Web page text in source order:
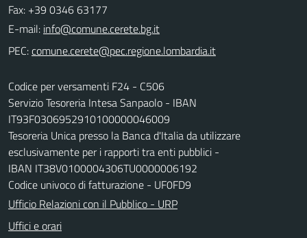
Fax: +39 0346 63177
E-mail:
PEC:
Codice per versamenti F24 - C506
Servizio Tesoreria Intesa Sanpaolo - IBAN
IT93F0306952910100000046009
Tesoreria Unica presso la Banca d'Italia da utilizzare
esclusivamente per i rapporti tra enti pubblici -
IBAN IT38V0100004306TU0000006192
Codice univoco di fatturazione - UF0FD9
Ufficio Relazioni con il Pubblico - URP
Uffici e orari